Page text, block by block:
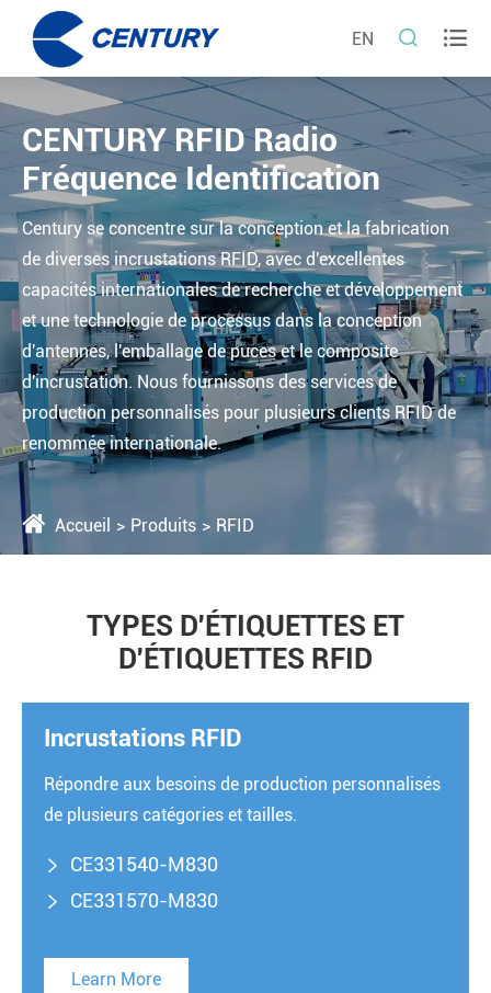
EN  
CENTURY RFID Radio
Fréquence Identification
Century se concentre sur la conception et la fabrication
de diverses incrustations RFID, avec d'excellentes
capacités internationales de recherche et développement
et une technologie de processus dans la conception
d'antennes, l'emballage de puces et le composite
d'incrustation. Nous fournissons des services de
production personnalisés pour plusieurs clients RFID de
renommée internationale.
Accueil Produits RFID
TYPES D'ÉTIQUETTES ET
D'ÉTIQUETTES RFID
Incrustations RFID
Répondre aux besoins de production personnalisés
de plusieurs catégories et tailles.
 CE331540-M830
 CE331570-M830
Learn More